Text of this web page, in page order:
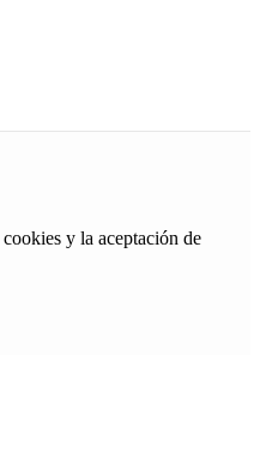
y la aceptación de